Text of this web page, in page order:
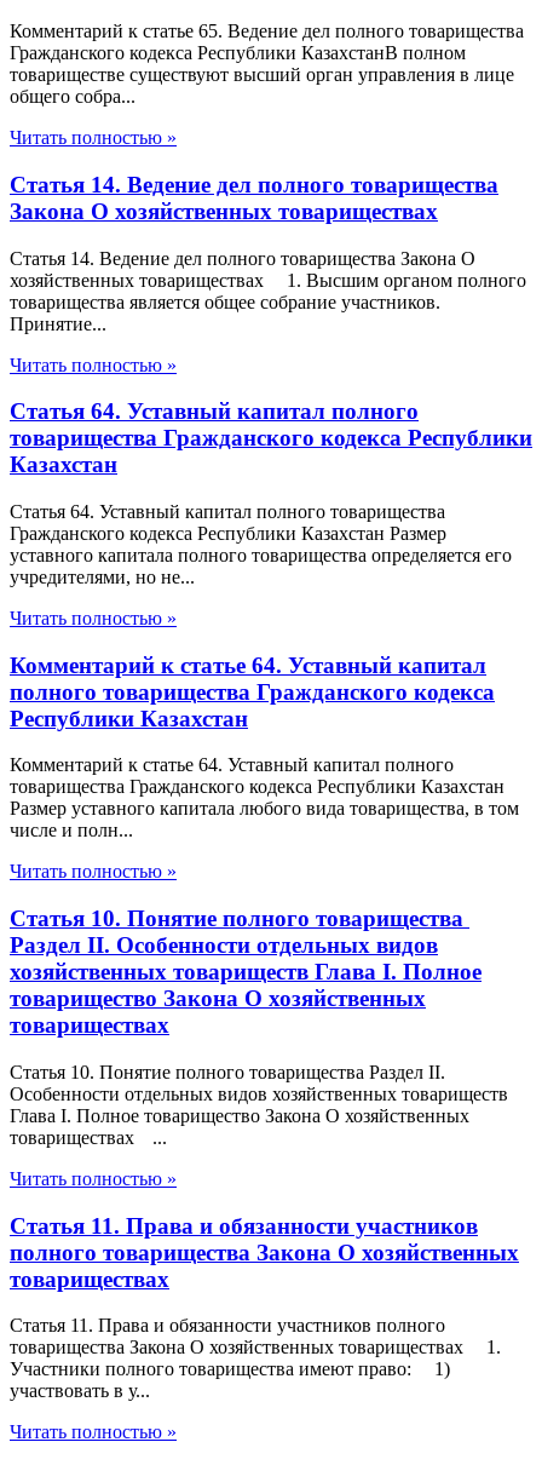
Комментарий к статье 65. Ведение дел полного товарищества
Гражданского кодекса Республики КазахстанВ полном
товариществе существуют высший орган управления в лице
общего собра...
Читать полностью »
Статья 14. Ведение дел полного товарищества
Закона О хозяйственных товариществах
Статья 14. Ведение дел полного товарищества Закона О
хозяйственных товариществах 1. Высшим органом полного
товарищества является общее собрание участников.
Принятие...
Читать полностью »
Статья 64. Уставный капитал полного
товарищества Гражданского кодекса Республики
Казахстан
Статья 64. Уставный капитал полного товарищества
Гражданского кодекса Республики Казахстан Размер
уставного капитала полного товарищества определяется его
учредителями, но не...
Читать полностью »
Комментарий к статье 64. Уставный капитал
полного товарищества Гражданского кодекса
Республики Казахстан
Комментарий к статье 64. Уставный капитал полного
товарищества Гражданского кодекса Республики Казахстан
Размер уставного капитала любого вида товарищества, в том
числе и полн...
Читать полностью »
Статья 10. Понятие полного товарищества
Раздел II. Особенности отдельных видов
хозяйственных товариществ Глава I. Полное
товарищество Закона О хозяйственных
товариществах
Статья 10. Понятие полного товарищества Раздел II.
Особенности отдельных видов хозяйственных товариществ
Глава I. Полное товарищество Закона О хозяйственных
товариществах ...
Читать полностью »
Статья 11. Права и обязанности участников
полного товарищества Закона О хозяйственных
товариществах
Статья 11. Права и обязанности участников полного
товарищества Закона О хозяйственных товариществах 1.
Участники полного товарищества имеют право: 1)
участвовать в у...
Читать полностью »